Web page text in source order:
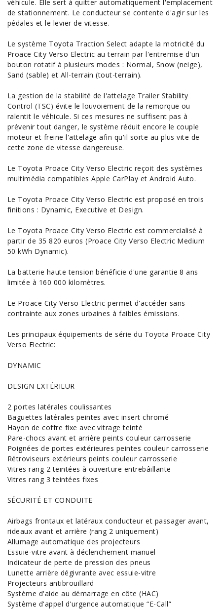
véhicule. Elle sert à quitter automatiquement l'emplacement
de stationnement. Le conducteur se contente d'agir sur les
pédales et le levier de vitesse.
Le système Toyota Traction Select adapte la motricité du
Proace City Verso Electric au terrain par l'entremise d'un
bouton rotatif à plusieurs modes : Normal, Snow (neige),
Sand (sable) et All-terrain (tout-terrain).
La gestion de la stabilité de l'attelage Trailer Stability
Control (TSC) évite le louvoiement de la remorque ou
ralentit le véhicule. Si ces mesures ne suffisent pas à
prévenir tout danger, le système réduit encore le couple
moteur et freine l'attelage afin qu'il sorte au plus vite de
cette zone de vitesse dangereuse.
Le Toyota Proace City Verso Electric reçoit des systèmes
multimédia compatibles Apple CarPlay et AndroidAuto.
Le Toyota Proace City Verso Electric est proposé en trois
finitions : Dynamic, Executive et Design.
Le Toyota Proace City Verso Electric est commercialisé à
partir de 35 820 euros (Proace City Verso Electric Medium
50 kWh Dynamic).
La batterie haute tension bénéficie d'une garantie 8 ans
limitée à 160 000 kilomètres.
Le Proace City Verso Electric permet d'accéder sans
contrainte aux zones urbaines à faibles émissions.
Les principaux équipements de série du Toyota Proace City
Verso Electric:
DYNAMIC
DESIGN EXTÉRIEUR
2 portes latérales coulissantes
Baguettes latérales peintes avec insert chromé
Hayon de coffre fixe avec vitrage teinté
Pare-chocs avant et arrière peints couleur carrosserie
Poignées de portes extérieures peintes couleur carrosserie
Rétroviseurs extérieurs peints couleur carrosserie
Vitres rang 2 teintées à ouverture entrebâillante
Vitres rang 3 teintées fixes
SÉCURITÉ ET CONDUITE
Airbags frontaux et latéraux conducteur et passager avant,
rideaux avant et arrière (rang 2 uniquement)
Allumage automatique des projecteurs
Essuie-vitre avant à déclenchement manuel
Indicateur de perte de pression des pneus
Lunette arrière dégivrante avec essuie-vitre
Projecteurs antibrouillard
Système d'aide au démarrage en côte (HAC)
Système d'appel d'urgence automatique “E-Call”